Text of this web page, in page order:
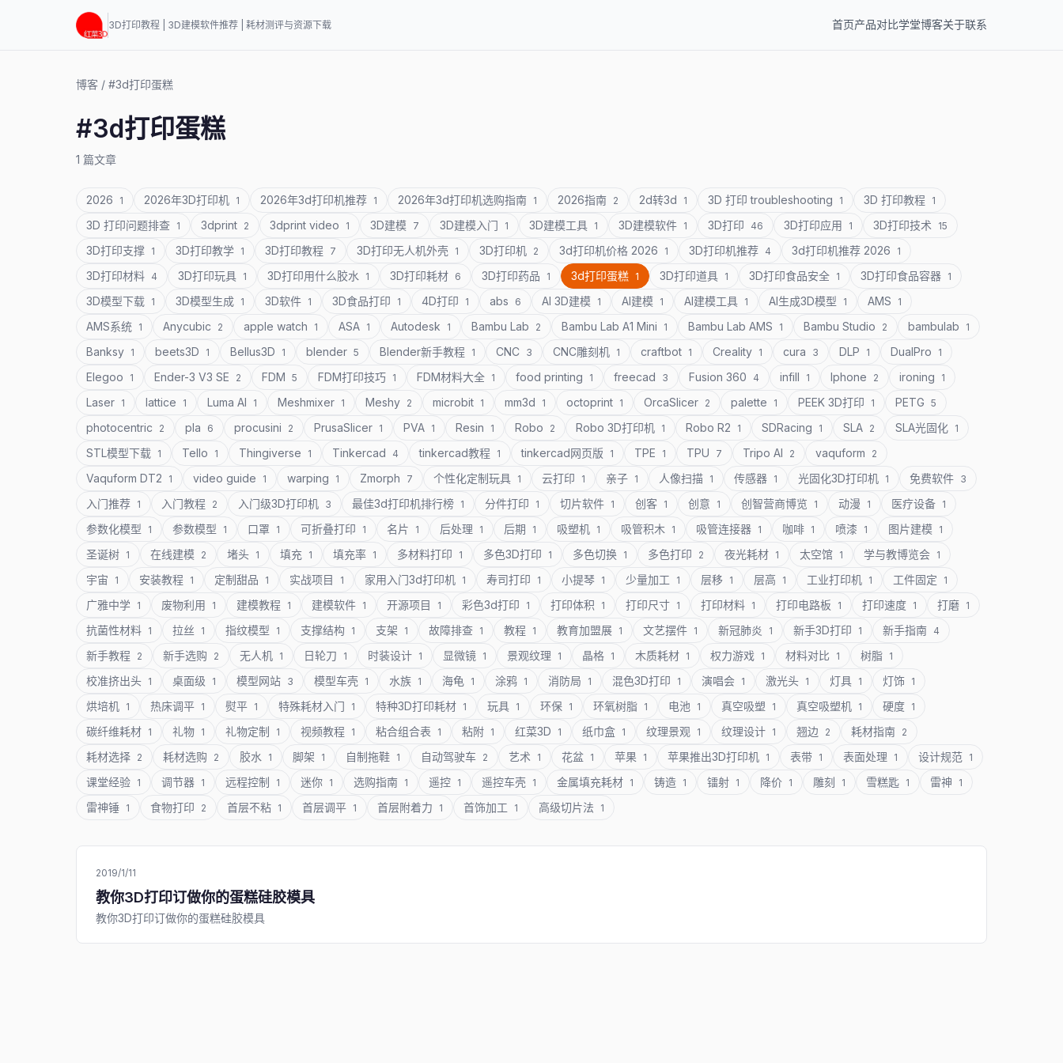
3D打印教程 | 3D建模软件推荐 | 耗材测评与资源下载 首页产品对比学堂博客关于联系
博客 / #3d打印蛋糕
#3d打印蛋糕
1 篇文章
2026 1 2026年3D打印机 1 2026年3d打印机推荐 1 2026年3d打印机选购指南 1 2026指南 2 2d转3d 1 3D 打印 troubleshooting 1 3D 打印教程 1
3D 打印问题排查 1 3dprint 2 3dprint video 1 3D建模 7 3D建模入门 1 3D建模工具 1 3D建模软件 1 3D打印 46 3D打印应用 1 3D打印技术 15
3D打印支撑 1 3D打印教学 1 3D打印教程 7 3D打印无人机外壳 1 3D打印机 2 3d打印机价格 2026 1 3D打印机推荐 4 3d打印机推荐 2026 1
3D打印材料 4 3D打印玩具 1 3D打印用什么胶水 1 3D打印耗材 6 3D打印药品 1 3d打印蛋糕 1 3D打印道具 1 3D打印食品安全 1 3D打印食品容器 1
3D模型下载 1 3D模型生成 1 3D软件 1 3D食品打印 1 4D打印 1 abs 6 AI 3D建模 1 AI建模 1 AI建模工具 1 AI生成3D模型 1 AMS 1
AMS系统 1 Anycubic 2 apple watch 1 ASA 1 Autodesk 1 Bambu Lab 2 Bambu Lab A1 Mini 1 Bambu Lab AMS 1 Bambu Studio 2 bambulab 1
Banksy 1 beets3D 1 Bellus3D 1 blender 5 Blender新手教程 1 CNC 3 CNC雕刻机 1 craftbot 1 Creality 1 cura 3 DLP 1 DualPro 1
Elegoo 1 Ender-3 V3 SE 2 FDM 5 FDM打印技巧 1 FDM材料大全 1 food printing 1 freecad 3 Fusion 360 4 infill 1 Iphone 2 ironing 1
Laser 1 lattice 1 Luma AI 1 Meshmixer 1 Meshy 2 microbit 1 mm3d 1 octoprint 1 OrcaSlicer 2 palette 1 PEEK 3D打印 1 PETG 5
photocentric 2 pla 6 procusini 2 PrusaSlicer 1 PVA 1 Resin 1 Robo 2 Robo 3D打印机 1 Robo R2 1 SDRacing 1 SLA 2 SLA光固化 1
STL模型下载 1 Tello 1 Thingiverse 1 Tinkercad 4 tinkercad教程 1 tinkercad网页版 1 TPE 1 TPU 7 Tripo AI 2 vaquform 2
Vaquform DT2 1 video guide 1 warping 1 Zmorph 7 个性化定制玩具 1 云打印 1 亲子 1 人像扫描 1 传感器 1 光固化3D打印机 1 免费软件 3
入门推荐 1 入门教程 2 入门级3D打印机 3 最佳3d打印机排行榜 1 分件打印 1 切片软件 1 创客 1 创意 1 创智营商博览 1 动漫 1 医疗设备 1
参数化模型 1 参数模型 1 口罩 1 可折叠打印 1 名片 1 后处理 1 后期 1 吸塑机 1 吸管积木 1 吸管连接器 1 咖啡 1 喷漆 1 图片建模 1
圣诞树 1 在线建模 2 堵头 1 填充 1 填充率 1 多材料打印 1 多色3D打印 1 多色切换 1 多色打印 2 夜光耗材 1 太空馆 1 学与教博览会 1
宇宙 1 安装教程 1 定制甜品 1 实战项目 1 家用入门3d打印机 1 寿司打印 1 小提琴 1 少量加工 1 层移 1 层高 1 工业打印机 1 工件固定 1
广雅中学 1 废物利用 1 建模教程 1 建模软件 1 开源项目 1 彩色3d打印 1 打印体积 1 打印尺寸 1 打印材料 1 打印电路板 1 打印速度 1 打磨 1
抗菌性材料 1 拉丝 1 指纹模型 1 支撑结构 1 支架 1 故障排查 1 教程 1 教育加盟展 1 文艺摆件 1 新冠肺炎 1 新手3D打印 1 新手指南 4
新手教程 2 新手选购 2 无人机 1 日轮刀 1 时装设计 1 显微镜 1 景观纹理 1 晶格 1 木质耗材 1 权力游戏 1 材料对比 1 树脂 1
校准挤出头 1 桌面级 1 模型网站 3 模型车壳 1 水族 1 海龟 1 涂鸦 1 消防局 1 混色3D打印 1 演唱会 1 激光头 1 灯具 1 灯饰 1
烘培机 1 热床调平 1 熨平 1 特殊耗材入门 1 特种3D打印耗材 1 玩具 1 环保 1 环氧树脂 1 电池 1 真空吸塑 1 真空吸塑机 1 硬度 1
碳纤维耗材 1 礼物 1 礼物定制 1 视频教程 1 粘合组合表 1 粘附 1 红菜3D 1 纸巾盒 1 纹理景观 1 纹理设计 1 翘边 2 耗材指南 2
耗材选择 2 耗材选购 2 胶水 1 脚架 1 自制拖鞋 1 自动驾驶车 2 艺术 1 花盆 1 苹果 1 苹果推出3D打印机 1 表带 1 表面处理 1 设计规范 1
课堂经验 1 调节器 1 远程控制 1 迷你 1 选购指南 1 遥控 1 遥控车壳 1 金属填充耗材 1 铸造 1 镭射 1 降价 1 雕刻 1 雪糕匙 1 雷神 1
雷神锤 1 食物打印 2 首层不粘 1 首层调平 1 首层附着力 1 首饰加工 1 高级切片法 1
2019/1/11
教你3D打印订做你的蛋糕硅胶模具
教你3D打印订做你的蛋糕硅胶模具